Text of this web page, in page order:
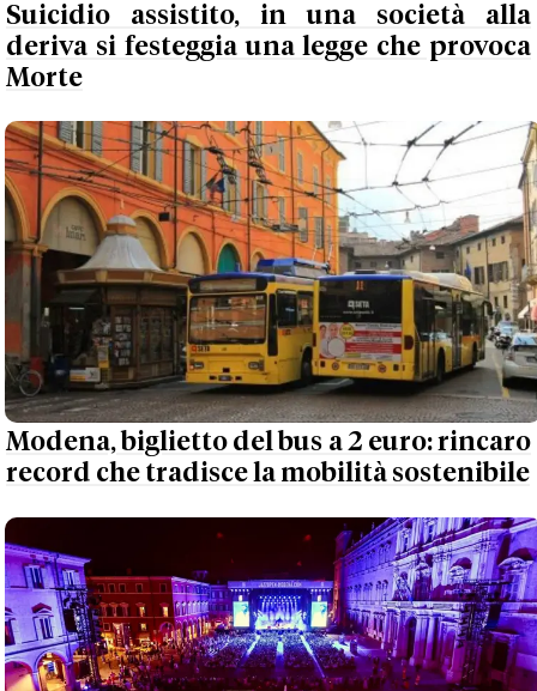
Suicidio assistito, in una società alla
deriva si festeggia una legge che provoca
Morte
Modena, biglietto del bus a 2 euro: rincaro
record che tradisce la mobilità sostenibile